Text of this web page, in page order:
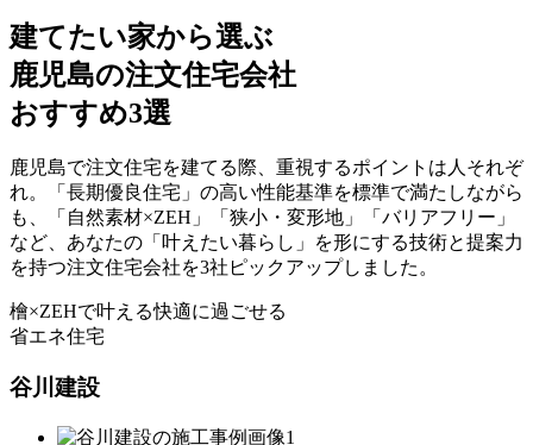
建てたい家から選ぶ
鹿児島の注文住宅会社
おすすめ3選
鹿児島で注文住宅を建てる際、重視するポイントは人それぞ
れ。「長期優良住宅」の高い性能基準を標準で満たしながら
も、
「自然素材×ZEH」「狭小・変形地」「バリアフリー」
など、あなたの「叶えたい暮らし」を形にする技術と提案力
を持つ注文住宅会社を3社ピックアップしました。
檜×ZEHで叶える快適に過ごせる
省エネ住宅
谷川建設